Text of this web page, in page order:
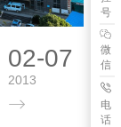
02-07
2013
号
微
信
电
话